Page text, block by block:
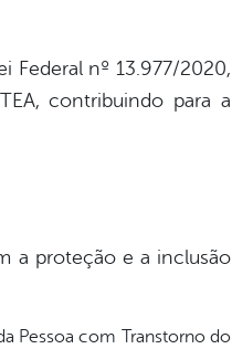
Federal nº 13.977/2020,
contribuindo para a
a proteção e a inclusão
Pessoa com Transtorno do